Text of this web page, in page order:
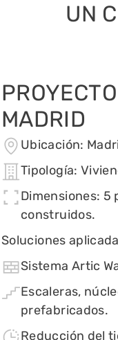
UN
MADRID
Ubicación:
Tipología:
Dimensiones: 5
construidos.
Soluciones
Sistema Artic
Escaleras,
prefabricados.
Reducción del